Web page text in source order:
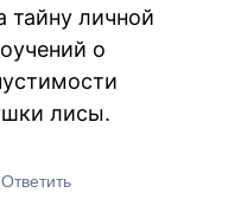
личной
о
лисы.
Ответить